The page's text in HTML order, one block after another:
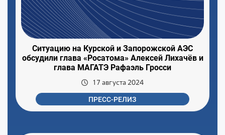
Ситуацию на Курской и Запорожской АЭС
обсудили глава «Росатома» Алексей Лихачёв и
глава МАГАТЭ Рафаэль Гросси
17 августа 2024
ПРЕСС-РЕЛИЗ